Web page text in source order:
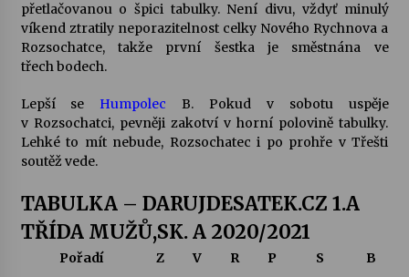
Letní koncerty ve Stromovce: Kolchoz a
Jenakaši
28. 7. 2026
Votavžatský ploty
23. 7. 2026
22. 7. 2026
Vysočinka
přetlačovanou o špici tabulky. Není divu, vždyť minulý
víkend ztratily neporazitelnost celky Nového Rychnova a
Rozsochatce, takže první šestka je směstnána ve
třech bodech.
Lepší se Humpolec B. Pokud v sobotu uspěje
v Rozsochatci, pevněji zakotví v horní polovině tabulky.
Lehké to mít nebude, Rozsochatec i po prohře v Třešti
soutěž vede.
TABULKA – DARUJDESATEK.CZ 1.A
TŘÍDA MUŽŮ,SK. A 2020/2021
Pořadí Z V R P S
B